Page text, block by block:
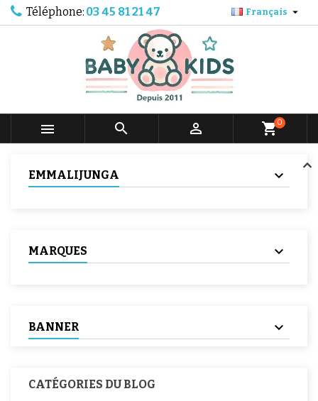
Téléphone: 03 45 81 21 47 Français 
   shopping_cart0
EMMALIJUNGA
MARQUES
BANNER
CATÉGORIES DU BLOG